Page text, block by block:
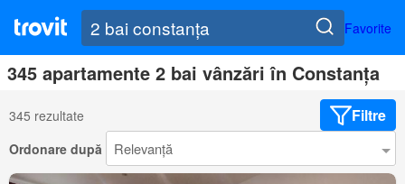
Favorite
345 apartamente 2 bai vânzări în Constanța
345 rezultate Filtre
Ordonare după